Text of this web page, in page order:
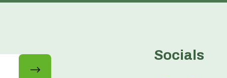
Socials